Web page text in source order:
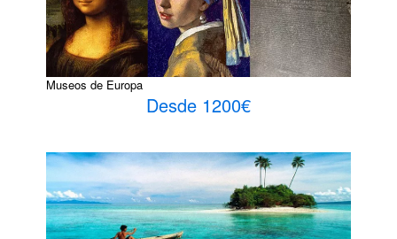
Museos de Europa
Desde 1200€